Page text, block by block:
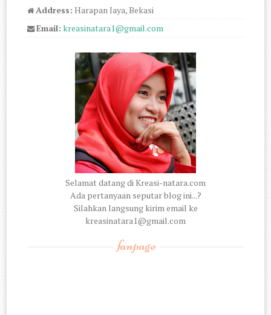
Address: Harapan Jaya, Bekasi
Email: kreasinatara1@gmail.com
Selamat datang di Kreasi-natara.com
Ada pertanyaan seputar blog ini...?
Silahkan langsung kirim email ke
kreasinatara1@gmail.com
fanpage